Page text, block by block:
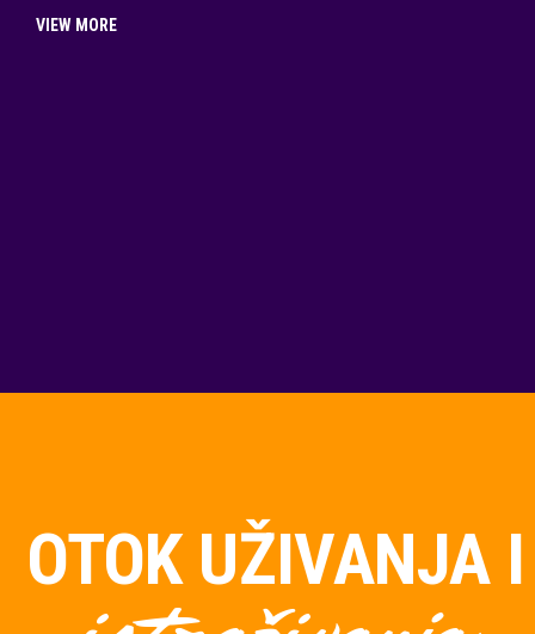
VIEW MORE
OTOK UŽIVANJA I